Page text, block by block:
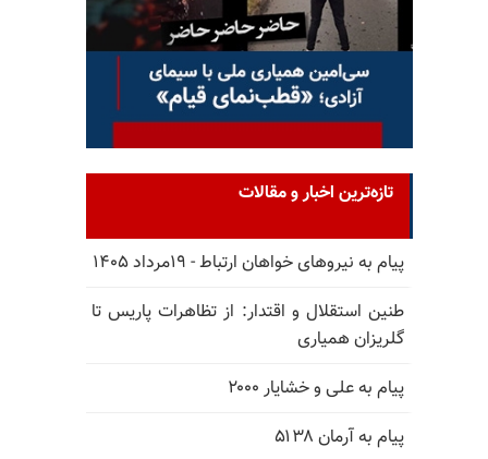
تازه‌ترین اخبار و مقالات
پیام به نیروهای خواهان ارتباط - ۱۹مرداد ۱۴۰۵
طنین استقلال و اقتدار: از تظاهرات پاریس تا
گلریزان همیاری
پیام به علی و خشایار ۲۰۰۰
پیام به آرمان ۵۱۳۸